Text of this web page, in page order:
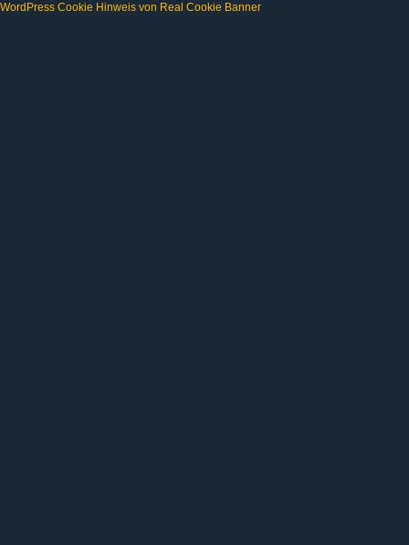
WordPress Cookie Hinweis von Real Cookie Banner